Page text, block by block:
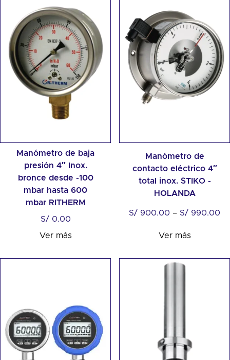
Manómetro de baja
presión 4″ Inox.
bronce desde -100
mbar hasta 600
mbar RITHERM
S/ 0.00
Ver más
Manómetro de
contacto eléctrico 4″
total inox. STIKO -
HOLANDA
S/ 900.00 – S/ 990.00
Ver más